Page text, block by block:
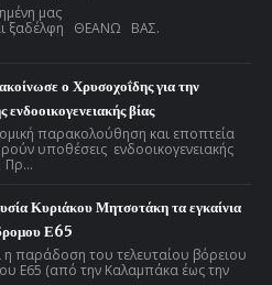
μας
ξαδέλφη ΘΕΑΝΩ ΒΑΣ.
ο Χρυσοχοΐδης για την
ενδοοικογενειακής βίας
παρακολούθηση και εποπτεία
υποθέσεις ενδοοικογενειακής
Πρ...
Κυριάκου Μητσοτάκη τα εγκαίνια
Ε65
η παράδοση του τελευταίου βόρειου
Ε65 (από την Καλαμπάκα έως την